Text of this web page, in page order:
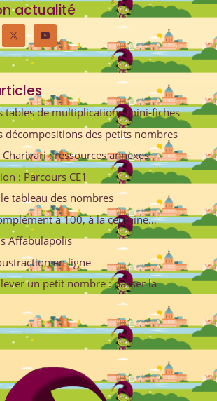
actualité
tables de multiplication : mini-fiches
décompositions des petits nombres
: ressources annexes
: Parcours CE1
tableau des nombres
à 100, à la centaine…
Affabulapolis
en ligne
un petit nombre : passer la